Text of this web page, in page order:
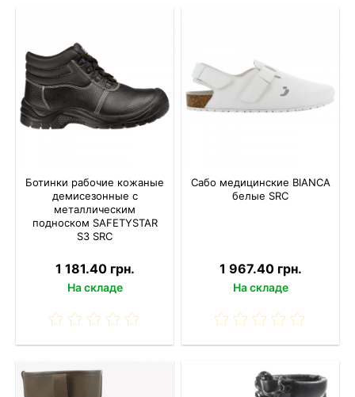
Ботинки рабочие кожаные
демисезонные с
металлическим
подноском SAFETYSTAR
S3 SRC
1 181.40 грн.
На складе
Сабо медицинские BIANCA
белые SRC
1 967.40 грн.
На складе